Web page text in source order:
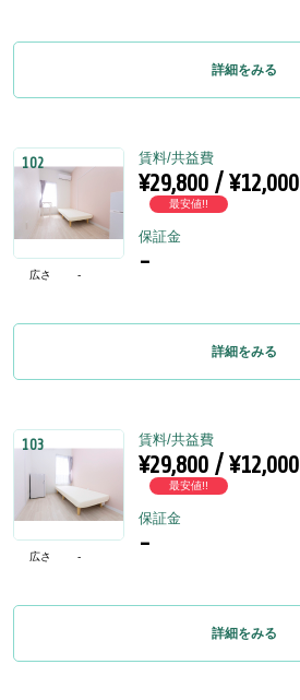
詳細をみる
102
広さ -
賃料/共益費
¥29,800 / ¥12,000
最安値!!
保証金
-
詳細をみる
103
広さ -
賃料/共益費
¥29,800 / ¥12,000
最安値!!
保証金
-
詳細をみる